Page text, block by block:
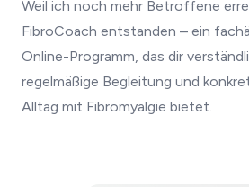
Weil ich noch mehr Betroffene
FibroCoach entstanden – ein
Online-Programm, das dir
regelmäßige Begleitung und
Alltag mit Fibromyalgie bietet.